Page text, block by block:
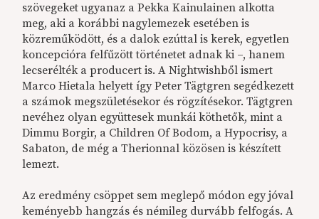
szövegeket ugyanaz a Pekka Kainulainen alkotta
meg, aki a korábbi nagylemezek esetében is
közreműködött, és a dalok ezúttal is kerek, egyetlen
koncepcióra felfűzött történetet adnak ki –, hanem
lecserélték a producert is. A Nightwishből ismert
Marco Hietala helyett így Peter Tägtgren segédkezett
a számok megszületésekor és rögzítésekor. Tägtgren
nevéhez olyan együttesek munkái köthetők, mint a
Dimmu Borgir, a Children Of Bodom, a Hypocrisy, a
Sabaton, de még a Therionnal közösen is készített
lemezt.
Az eredmény csöppet sem meglepő módon egy jóval
keményebb hangzás és némileg durvább felfogás. A